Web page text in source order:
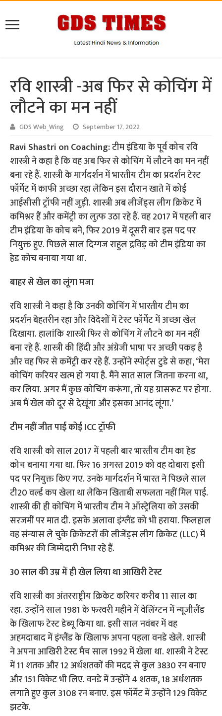
रवि शास्त्री -अब फिर से कोचिंग में
लौटने का मन नहीं
GDS Web_Wing September 17, 2022
Ravi Shastri on Coaching:टीम इंडिया के पूर्व कोच रवि
शास्त्री ने कहा है कि वह अब फिर से कोचिंग में लौटने का मन नहीं
बना रहे हैं. शास्त्री के मार्गदर्शन में भारतीय टीम का प्रदर्शन टेस्ट
फॉर्मेट में काफी अच्छा रहा लेकिन इस दौरान खाते में कोई
आईसीसी ट्रॉफी नहीं जुड़ी. शास्त्री अब लीजेंड्स लीग क्रिकेट में
कमिश्नर हैं और कमेंट्री का लुत्फ उठा रहे हैं. वह 2017 में पहली बार
टीम इंडिया के कोच बने, फिर 2019 में दूसरी बार इस पद पर
नियुक्त हुए. पिछले साल दिग्गज राहुल द्रविड़ को टीम इंडिया का
हेड कोच बनाया गया था.
बाहर से खेल का लूंगा मजा
रवि शास्त्री ने कहा है कि उनकी कोचिंग में भारतीय टीम का
प्रदर्शन बेहतरीन रहा और विदेशों में टेस्ट फॉर्मेट में अच्छा खेल
दिखाया. हालांकि शास्त्री फिर से कोचिंग में लौटने का मन नहीं
बना रहे हैं. शास्त्री की हिंदी और अंग्रेजी भाषा पर अच्छी पकड़ है
और वह फिर से कमेंट्री कर रहे हैं. उन्होंने स्पोर्ट्स टुडे से कहा, ‘मेरा
कोचिंग करियर खत्म हो गया है. मैंने सात साल जितना करना था,
कर लिया. अगर मैं कुछ कोचिंग करूंगा, तो यह ग्रासरूट पर होगा.
अब मैं खेल को दूर से देखूंगा और इसका आनंद लूंगा.’
टीम नहीं जीत पाई कोई ICC ट्रॉफी
रवि शास्त्री को साल 2017 में पहली बार भारतीय टीम का हेड
कोच बनाया गया था. फिर 16 अगस्त 2019 को वह दोबारा इसी
पद पर नियुक्त किए गए. उनके मार्गदर्शन में भारत ने पिछले साल
टी20 वर्ल्ड कप खेला था लेकिन खिताबी सफलता नहीं मिल पाई.
शास्त्री की ही कोचिंग में भारतीय टीम ने ऑस्ट्रेलिया को उसकी
सरजमीं पर मात दी. इसके अलावा इंग्लैंड को भी हराया. फिलहाल
वह संन्यास ले चुके क्रिकेटरों की लीजेंड्स लीग क्रिकेट (LLC) में
कमिश्नर की जिम्मेदारी निभा रहे हैं.
30 साल की उम्र में ही खेल लिया था आखिरी टेस्ट
रवि शास्त्री का अंतरराष्ट्रीय क्रिकेट करियर करीब 11 साल का
रहा. उन्होंने साल 1981 के फरवरी महीने में वेलिंग्टन में न्यूजीलैंड
के खिलाफ टेस्ट डेब्यू किया था. इसी साल नवंबर में वह
अहमदाबाद में इंग्लैंड के खिलाफ अपना पहला वनडे खेले. शास्त्री
ने अपना आखिरी टेस्ट मैच साल 1992 में खेला था. शास्त्री ने टेस्ट
में 11 शतक और 12 अर्धशतकों की मदद से कुल 3830 रन बनाए
और 151 विकेट भी लिए. वनडे में उन्होंने 4 शतक, 18 अर्धशतक
लगाते हुए कुल 3108 रन बनाए. इस फॉर्मेट में उन्होंने 129 विकेट
झटके.